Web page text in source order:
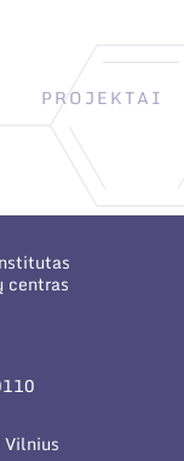
PROJEKTAI
centras